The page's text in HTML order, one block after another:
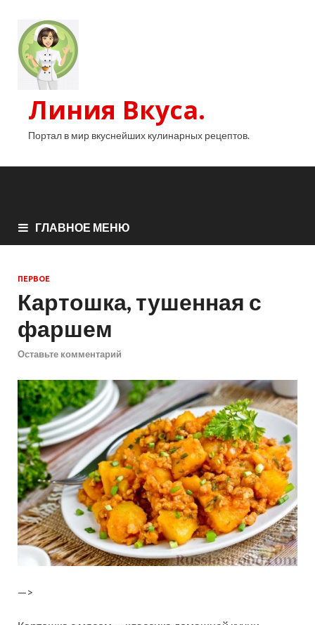
Линия Вкуса.
Портал в мир вкуснейших кулинарных рецептов.
ГЛАВНОЕ МЕНЮ
ПЕРВОЕ
Картошка, тушенная с
фаршем
Оставьте комментарий
—>